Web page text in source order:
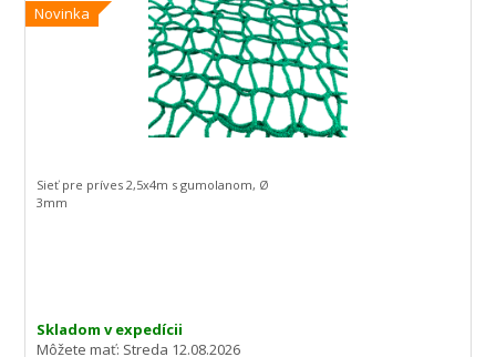
Novinka
Skladom v expedícii
Môžete mať: Streda 12.08.2026
Sieť pre príves 2,5x4m s gumolanom, Ø
3mm